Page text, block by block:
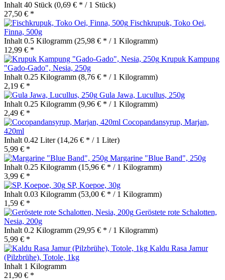
Inhalt 40 Stück (0,69 € * / 1 Stück)
27,50 € *
Fischkrupuk, Toko Oei,
Finna, 500g
Inhalt 0.5 Kilogramm (25,98 € * / 1 Kilogramm)
12,99 € *
Krupuk Kampung
"Gado-Gado", Nesia, 250g
Inhalt 0.25 Kilogramm (8,76 € * / 1 Kilogramm)
2,19 € *
Gula Jawa, Lucullus, 250g
Inhalt 0.25 Kilogramm (9,96 € * / 1 Kilogramm)
2,49 € *
Cocopandansyrup, Marjan,
420ml
Inhalt 0.42 Liter(14,26 € * / 1 Liter)
5,99 € *
Margarine "Blue Band", 250g
Inhalt 0.25 Kilogramm (15,96 € * / 1 Kilogramm)
3,99 € *
SP, Koepoe, 30g
Inhalt 0.03 Kilogramm (53,00 € * / 1 Kilogramm)
1,59 € *
Geröstete rote Schalotten,
Nesia, 200g
Inhalt 0.2 Kilogramm (29,95 € * / 1 Kilogramm)
5,99 € *
Kaldu Rasa Jamur
(Pilzbrühe), Totole, 1kg
Inhalt 1 Kilogramm
21,90 € *